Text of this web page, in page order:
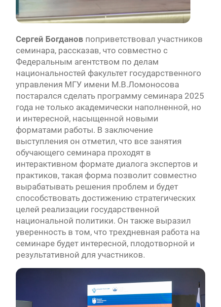
Сергей Богданов поприветствовал участников
семинара, рассказав, что совместно с
Федеральным агентством по делам
национальностей факультет государственного
управления МГУ имени М.В.Ломоносова
постарался сделать программу семинара 2025
года не только академически наполненной, но
и интересной, насыщенной новыми
форматами работы. В заключение
выступления он отметил, что все занятия
обучающего семинара проходят в
интерактивном формате диалога экспертов и
практиков, такая форма позволит совместно
вырабатывать решения проблем и будет
способствовать достижению стратегических
целей реализации государственной
национальной политики. Он также выразил
уверенность в том, что трехдневная работа на
семинаре будет интересной, плодотворной и
результативной для участников.